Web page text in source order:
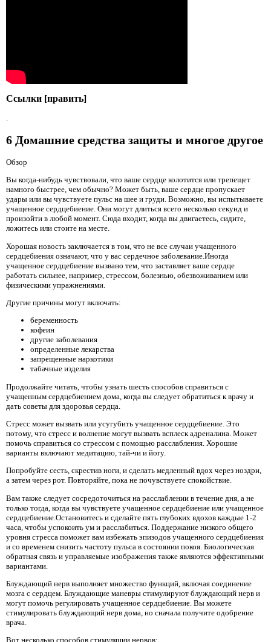
Ссылки [править]
6 Домашние средства защиты и многое другое
Обзор
Вы когда-нибудь чувствовали, что ваше сердце колотится или трепещет
намного быстрее, чем обычно? Может быть, ваше сердце пропускает
удары или вы чувствуете пульс на шее и груди. Возможно, вы испытываете
учащенное сердцебиение. Они могут длиться всего несколько секунд и
произойти в любой момент. Сюда входит, когда вы двигаетесь, сидите,
ложитесь или стоите на месте.
Хорошая новость заключается в том, что не все случаи учащенного
сердцебиения означают, что у вас сердечное заболевание.Иногда
учащенное сердцебиение вызвано тем, что заставляет ваше сердце
работать сильнее, например, стрессом, болезнью, обезвоживанием или
физическими упражнениями.
Другие причины могут включать:
беременность
кофеин
другие заболевания
определенные лекарства
запрещенные наркотики
табачные изделия
Продолжайте читать, чтобы узнать шесть способов справиться с
учащенным сердцебиением дома, когда вы следует обратиться к врачу и
дать советы для здоровья сердца.
Стресс может вызвать или усугубить учащенное сердцебиение. Это
потому, что стресс и волнение могут вызвать всплеск адреналина. Может
помочь справиться со стрессом с помощью расслабления. Хорошие
варианты включают медитацию, тай-чи и йогу.
Попробуйте сесть, скрестив ноги, и сделать медленный вдох через ноздри,
а затем через рот. Повторяйте, пока не почувствуете спокойствие.
Вам также следует сосредоточиться на расслаблении в течение дня, а не
только тогда, когда вы чувствуете учащенное сердцебиение или учащенное
сердцебиение.Остановитесь и сделайте пять глубоких вдохов каждые 1-2
часа, чтобы успокоить ум и расслабиться. Поддержание низкого общего
уровня стресса поможет вам избежать эпизодов учащенного сердцебиения
и со временем снизить частоту пульса в состоянии покоя. Биологическая
обратная связь и управляемые изображения также являются эффективными
вариантами.
Блуждающий нерв выполняет множество функций, включая соединение
мозга с сердцем. Блуждающие маневры стимулируют блуждающий нерв и
могут помочь регулировать учащенное сердцебиение. Вы можете
стимулировать блуждающий нерв дома, но сначала получите одобрение
врача.
Вот несколько способов стимуляции нервов: